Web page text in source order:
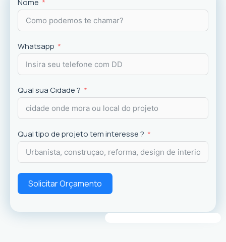
experiência dos usuários.
Nome
Whatsapp
Qual sua Cidade ?
Qual tipo de projeto tem interesse ?
Solicitar Orçamento